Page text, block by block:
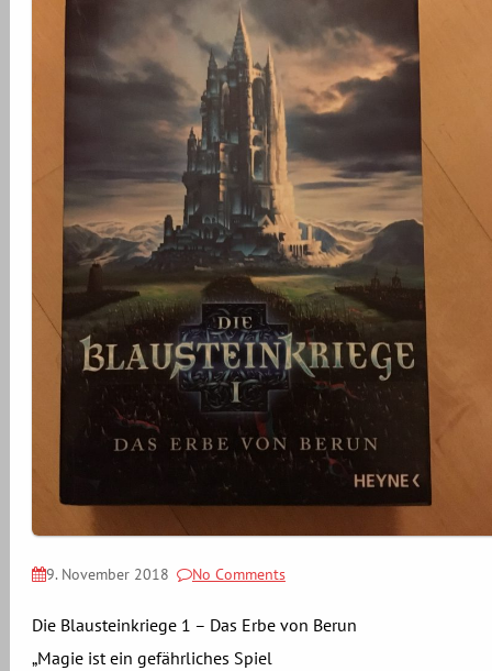
9. November 2018 No Comments
Die Blausteinkriege 1 – Das Erbe von Berun
„Magie ist ein gefährliches Spiel